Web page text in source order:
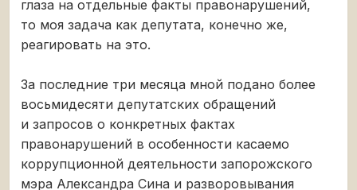
глаза на отдельные факты правонарушений,
то моя задача как депутата, конечно же,
реагировать на это.
За последние три месяца мной подано более
восьмидесяти депутатских обращений
и запросов о конкретных фактах
правонарушений в особенности касаемо
коррупционной деятельности запорожского
мэра Александра Сина и разворовывания